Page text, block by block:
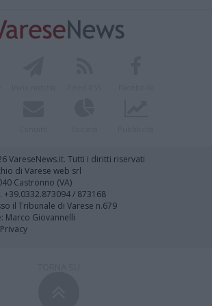
VareseNews.it. Tutti i diritti riservati
di Varese web srl
Castronno (VA)
+39.0332.873094 / 873168
il Tribunale di Varese n.679
Marco Giovannelli
Privacy